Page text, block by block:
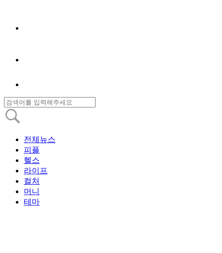
전체뉴스
피플
헬스
라이프
컬처
머니
테마